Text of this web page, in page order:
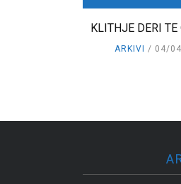
KLITHJE DERI
ARKIVI 04/